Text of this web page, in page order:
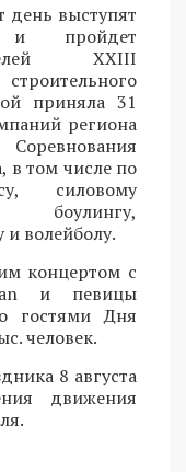
день выступят
и пройдет
XXIII
приняла 31
региона
в том числе по
силовому
боулингу,
и волейболу.
концертом с
и певицы
гостями Дня
человек.
8 августа
движения